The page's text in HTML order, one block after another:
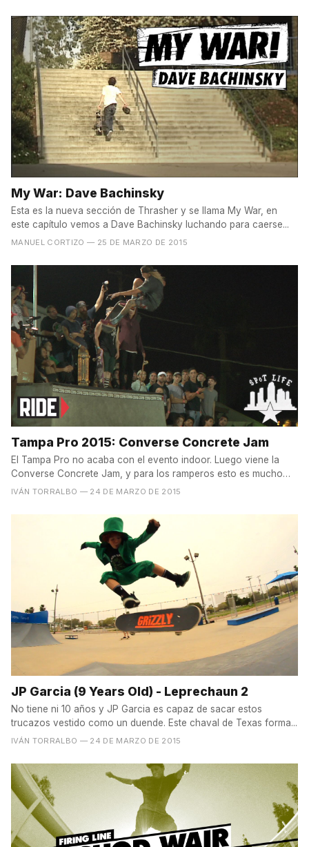
My War: Dave Bachinsky
Esta es la nueva sección de Thrasher y se llama My War, en
este capítulo vemos a Dave Bachinsky luchando para caerse...
MANUEL CORTIZO — 25 DE MARZO DE 2015
Tampa Pro 2015: Converse Concrete Jam
El Tampa Pro no acaba con el evento indoor. Luego viene la
Converse Concrete Jam, y para los ramperos esto es mucho
más...
IVÁN TORRALBO — 24 DE MARZO DE 2015
JP Garcia (9 Years Old) - Leprechaun 2
No tiene ni 10 años y JP Garcia es capaz de sacar estos
trucazos vestido como un duende. Este chaval de Texas forma...
IVÁN TORRALBO — 24 DE MARZO DE 2015